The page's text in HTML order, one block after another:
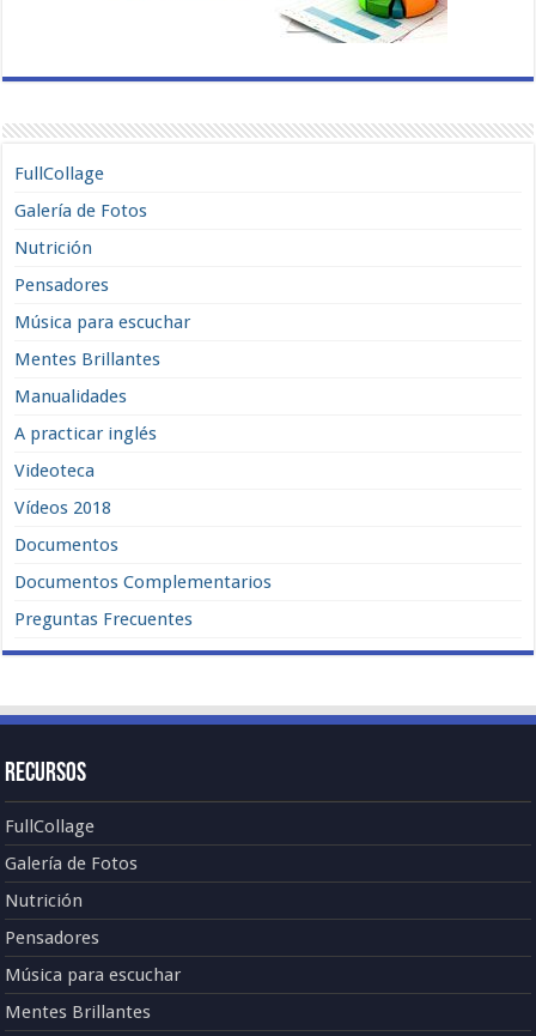
FullCollage
Galería de Fotos
Nutrición
Pensadores
Música para escuchar
Mentes Brillantes
Manualidades
A practicar inglés
Videoteca
Vídeos 2018
Documentos
Documentos Complementarios
Preguntas Frecuentes
Recursos
FullCollage
Galería de Fotos
Nutrición
Pensadores
Música para escuchar
Mentes Brillantes